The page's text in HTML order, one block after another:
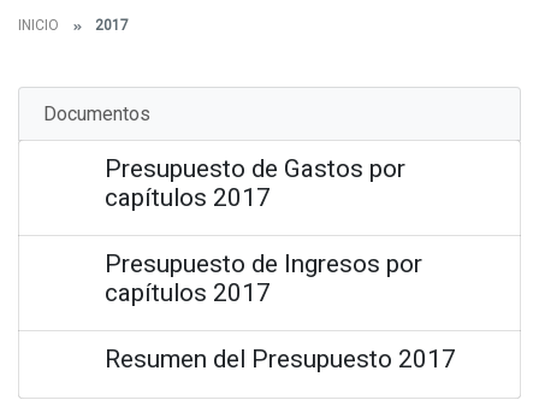
INICIO 2017
Documentos
Presupuesto de Gastos por
capítulos 2017
Presupuesto de Ingresos por
capítulos 2017
Resumen del Presupuesto 2017